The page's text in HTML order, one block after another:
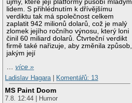
újmy, které její platformy působí mladým
lidem. S přihlédnutím k dřívějšímu
verdiktu tak má společnost celkem
zaplatit 942 milionů dolarů, což je malý
zlomek jejího ročního výnosu, který loni
činil 60 miliard dolarů. Čtvrteční verdikt
firmě také nařizuje, aby změnila způsob,
jakým její
…více »
Ladislav Hagara
Komentářů: 13
MS Paint Doom
7.8. 12:44 | Humor